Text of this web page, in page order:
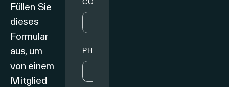
Füllen Sie
dieses
Formular
aus, um
von einem
Mitglied